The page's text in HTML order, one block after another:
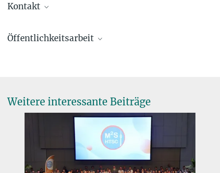
Topology of Quantum Materials
Kontakt
Wissenschaftliche/r Gruppenleiter/in
Wiedmann, Raymond
Doktorand/in
+49 711 689-1536
+49 711 689-1702
r.wiedmann@...
Öffentlichkeitsarbeit
Weitere interessante Beiträge